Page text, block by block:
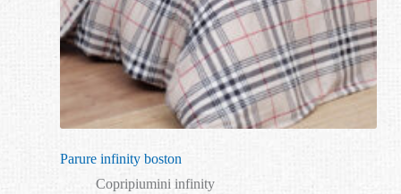
Parure infinity boston
Copripiumini infinity